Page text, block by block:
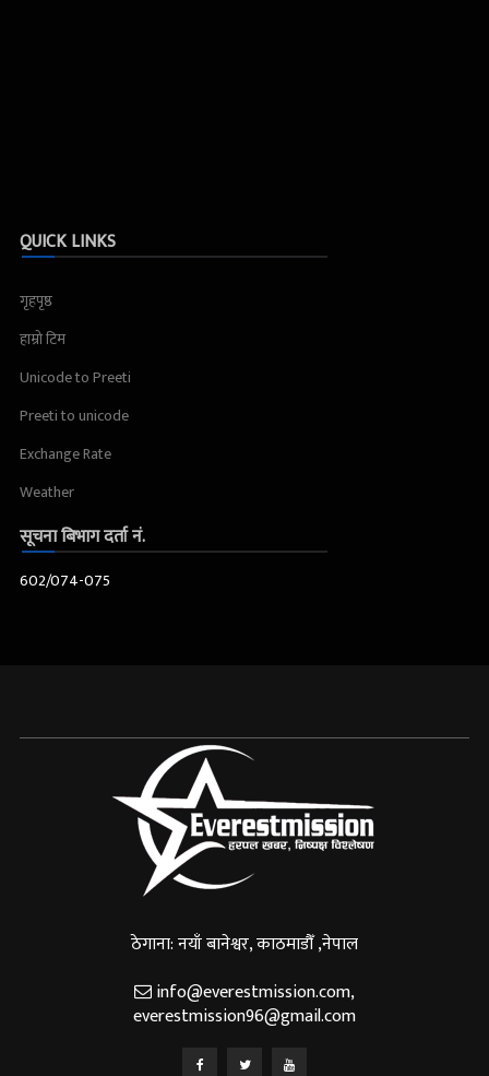
QUICK LINKS
गृहपृष्ठ
हाम्रो टिम
Unicode to Preeti
Preeti to unicode
Exchange Rate
Weather
सूचना बिभाग दर्ता नं.
602/074-075
ठेगाना: नयाँ बानेश्वर, काठमाडौँ ,नेपाल
info@everestmission.com,
everestmission96@gmail.com